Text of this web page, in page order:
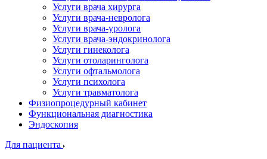
Услуги врача хирурга
Услуги врача-невролога
Услуги врача-уролога
Услуги врача-эндокринолога
Услуги гинеколога
Услуги отоларинголога
Услуги офтальмолога
Услуги психолога
Услуги травматолога
Физиопроцедурный кабинет
Функциональная диагностика
Эндоскопия
Для пациента